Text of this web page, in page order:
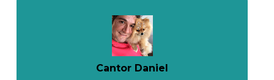
Cantor Daniel